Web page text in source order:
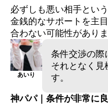
必ずしも悪い相手とい
金銭的なサポートを主
合わない可能性がありま
あいり
条件交渉の際
それとなく見
す。
神パパ｜条件が非常に